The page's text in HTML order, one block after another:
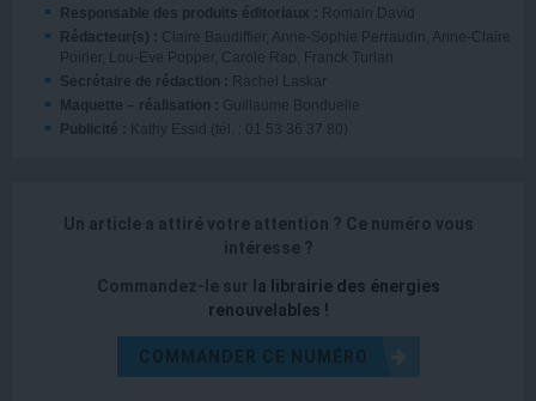
Responsable des produits éditoriaux :
Romain David
Rédacteur(s) :
Claire Baudiffier, Anne‑Sophie Perraudin, Anne-Claire
Poirier, Lou-Eve Popper, Carole Rap, Franck Turlan
Secrétaire de rédaction :
Rachel Laskar
Maquette – réalisation :
Guillaume Bonduelle
Publicité :
Kathy Essid (tél. : 01 53 36 37 80)
Un article a attiré votre attention ? Ce numéro vous
intéresse ?
Commandez-le sur l a librairie des énergies
renouvelables !
COMMANDER CE NUMÉRO